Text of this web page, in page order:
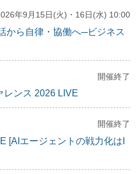
年9月15日(火)・16日(水) 10:00
から自律・協働へ─ビジネス
開催終了
レンス 2026 LIVE
開催終了
[AIエージェントの戦力化はI